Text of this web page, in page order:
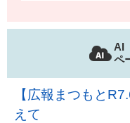
AI
ペ
【広報まつもと
えて